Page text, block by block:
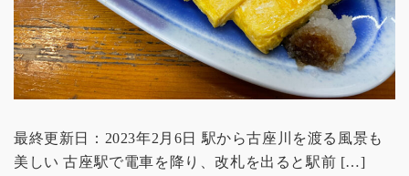
最終更新日：2023年2月6日 駅から古座川を渡る風景も
美しい 古座駅で電車を降り、改札を出ると駅前 […]